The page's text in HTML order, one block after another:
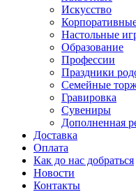
Искусство
Настольные
Образование
Профессии
Праздники
Семейные
Гравировка
Сувениры
Дополненная
Доставка
Оплата
Как до нас добраться
Новости
Контакты